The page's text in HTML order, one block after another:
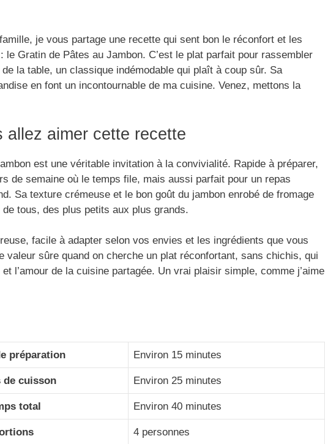
je vous partage une recette qui sent bon le réconfort et les
le Gratin de Pâtes au Jambon. C’est le plat parfait pour rassembler
la table, un classique indémodable qui plaît à coup sûr. Sa
en font un incontournable de ma cuisine. Venez, mettons la
allez aimer cette recette
est une véritable invitation à la convivialité. Rapide à préparer,
de semaine où le temps file, mais aussi parfait pour un repas
Sa texture crémeuse et le bon goût du jambon enrobé de fromage
tous, des plus petits aux plus grands.
facile à adapter selon vos envies et les ingrédients que vous
valeur sûre quand on cherche un plat réconfortant, sans chichis, qui
l’amour de la cuisine partagée. Un vrai plaisir simple, comme j’aime
préparation Environ 15 minutes
de cuisson Environ 25 minutes
total Environ 40 minutes
4 personnes